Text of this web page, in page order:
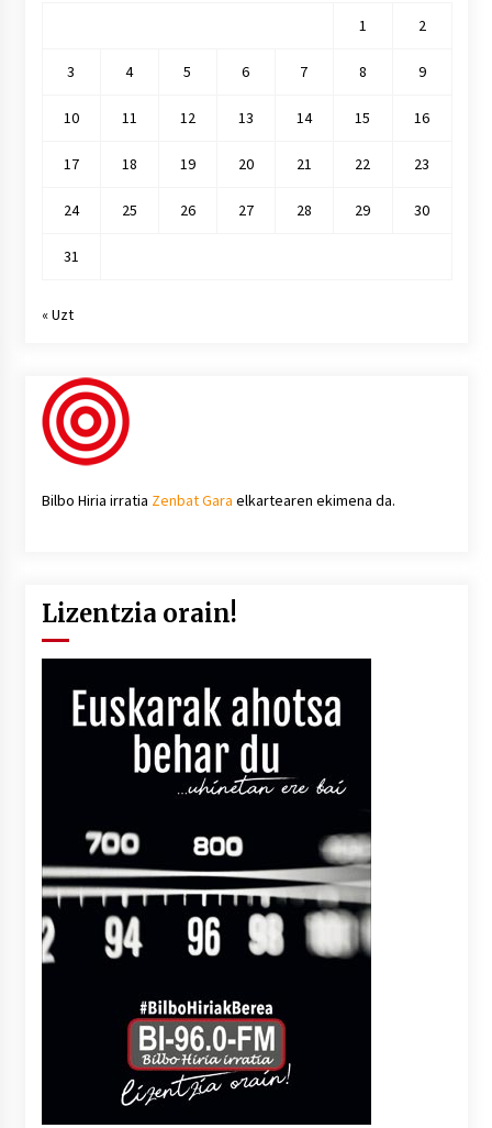
1
2
3 4 5 6 7 8 9
10 11 12 13 14 15 16
17 18 19 20 21 22 23
24 25 26 27 28 29 30
31
« Uzt
Bilbo Hiria irratia Zenbat Gara elkartearen ekimena da.
Lizentzia orain!